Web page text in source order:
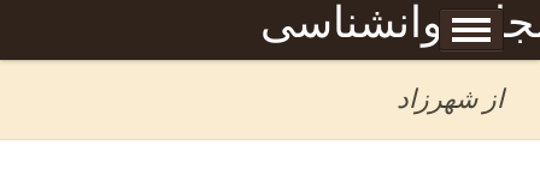
روانشناسی
Skip to content
برگه نمونه
از شهرزاد